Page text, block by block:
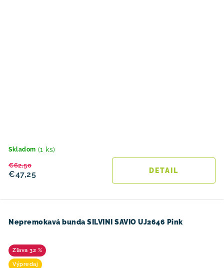
Skladom (1 ks)
€47,25
€62,50
DETAIL
Nepremokavá bunda SILVINI SAVIO UJ2646 Pink
32 %
Výpredaj